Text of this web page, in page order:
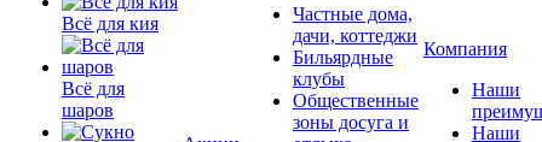
Всё для кия
Всё для
шаров
Частные дома,
дачи, коттеджи
Бильярдные
клубы
Общественные
зоны досуга и
Компания
Наши
Наши